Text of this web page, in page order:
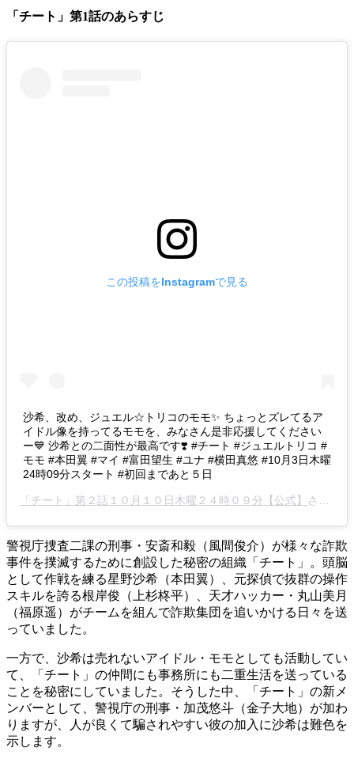
「チート」第1話のあらすじ
この投稿をInstagramで見る
沙希、改め、ジュエル☆トリコのモモ✨ ちょっとズレてるア
イドル像を持ってるモモを、みなさん是非応援してください
ー💙 沙希との二面性が最高です❣️ #チート #ジュエルトリコ #
モモ #本田翼 #マイ #富田望生 #ユナ #横田真悠 #10月3日木曜
24時09分スタート #初回まであと５日
「チート」第２話１０月１０日木曜２４時０９分【公式】 さん(@cheat_drama)がシェアした投稿 -
警視庁捜査二課の刑事・安斎和毅（風間俊介）が様々な詐欺
事件を撲滅するために創設した秘密の組織「チート」。頭脳
として作戦を練る星野沙希（本田翼）、元探偵で抜群の操作
スキルを誇る根岸俊（上杉柊平）、天才ハッカー・丸山美月
（福原遥）がチームを組んで詐欺集団を追いかける日々を送
っていました。
一方で、沙希は売れないアイドル・モモとしても活動してい
て、「チート」の仲間にも事務所にも二重生活を送っている
ことを秘密にしていました。そうした中、「チート」の新メ
ンバーとして、警視庁の刑事・加茂悠斗（金子大地）が加わ
りますが、人が良くて騙されやすい彼の加入に沙希は難色を
示します。